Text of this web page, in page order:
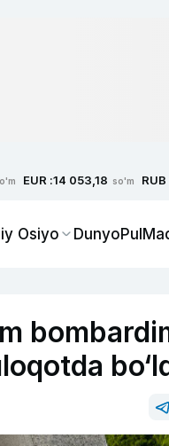
EUR :14 053,18 so'm RUB
Osiyo DunyoPul